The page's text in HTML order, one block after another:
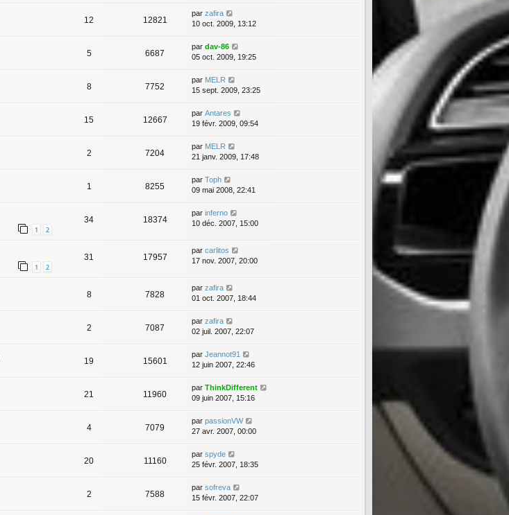
12 12821
par zafira
10 oct. 2009, 13:12
5 6687
par dav-86
05 oct. 2009, 19:25
8 7752
par MELR
15 sept. 2009, 23:25
15 12667
par Antares
19 févr. 2009, 09:54
2 7204
par MELR
21 janv. 2009, 17:48
1 8255
par Toph
09 mai 2008, 22:41
1 2
34 18374
par inferno
10 déc. 2007, 15:00
1 2
31 17957
par carlitos
17 nov. 2007, 20:00
8 7828
par zafira
01 oct. 2007, 18:44
2 7087
par zafira
02 juil. 2007, 22:07
19 15601
par Jeannot91
12 juin 2007, 22:46
21 11960
par ThinkDifferent
09 juin 2007, 15:16
4 7079
par passionVW
27 avr. 2007, 00:00
20 11160
par spyde
25 févr. 2007, 18:35
2 7588
par sofreva
15 févr. 2007, 22:07